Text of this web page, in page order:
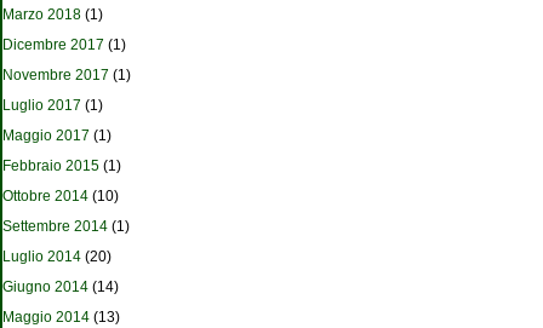
Marzo 2018 (1)
Dicembre 2017 (1)
Novembre 2017 (1)
Luglio 2017 (1)
Maggio 2017 (1)
Febbraio 2015 (1)
Ottobre 2014 (10)
Settembre 2014 (1)
Luglio 2014 (20)
Giugno 2014 (14)
Maggio 2014 (13)